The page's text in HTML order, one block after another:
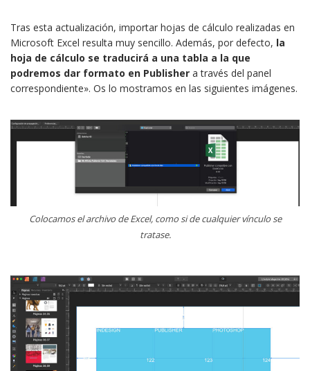
Tras esta actualización, importar hojas de cálculo realizadas en
Microsoft Excel resulta muy sencillo. Además, por defecto, la
hoja de cálculo se traducirá a una tabla a la que
podremos dar formato en Publisher a través del panel
correspondiente». Os lo mostramos en las siguientes imágenes.
Colocamos el archivo de Excel, como si de cualquier vínculo se
tratase.